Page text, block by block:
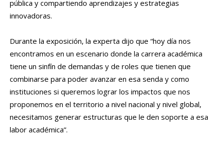
pública y compartiendo aprendizajes y estrategias
innovadoras.
Durante la exposición, la experta dijo que “hoy día nos
encontramos en un escenario donde la carrera académica
tiene un sinfín de demandas y de roles que tienen que
combinarse para poder avanzar en esa senda y como
instituciones si queremos lograr los impactos que nos
proponemos en el territorio a nivel nacional y nivel global,
necesitamos generar estructuras que le den soporte a esa
labor académica”.